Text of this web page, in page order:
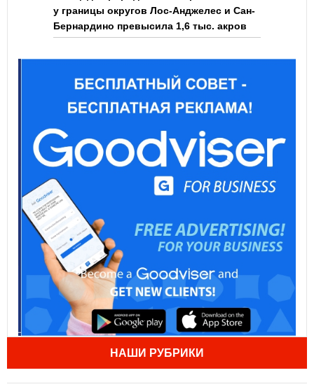
у границы округов Лос-Анджелес и Сан-
Бернардино превысила 1,6 тыс. акров
НАШИ РУБРИКИ